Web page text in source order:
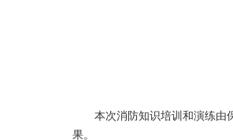
本次消防知识培训和演练由
果。